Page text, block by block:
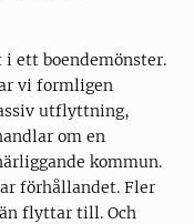
ett boendemönster.
vi formligen
utflyttning,
om en
kommun.
förhållandet. Fler
flyttar till. Och